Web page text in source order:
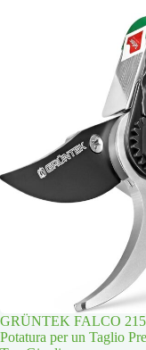
GRÜNTEK FALCO 215
Potatura per un Taglio